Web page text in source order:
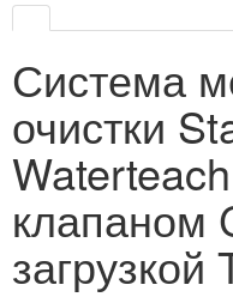
Система
очистки
клапаном